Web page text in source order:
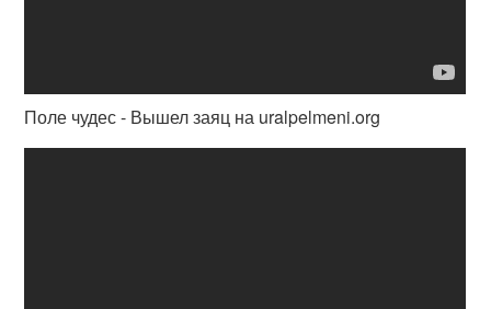
Поле чудес - Вышел заяц на uralpelmeni.org